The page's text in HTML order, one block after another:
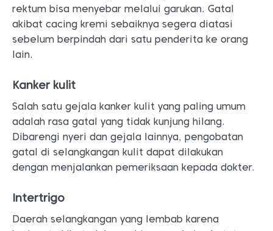
rektum bisa menyebar melalui garukan. Gatal
akibat cacing kremi sebaiknya segera diatasi
sebelum berpindah dari satu penderita ke orang
lain.
Kanker kulit
Salah satu gejala kanker kulit yang paling umum
adalah rasa gatal yang tidak kunjung hilang.
Dibarengi nyeri dan gejala lainnya, pengobatan
gatal di selangkangan kulit dapat dilakukan
dengan menjalankan pemeriksaan kepada dokter.
Intertrigo
Daerah selangkangan yang lembab karena